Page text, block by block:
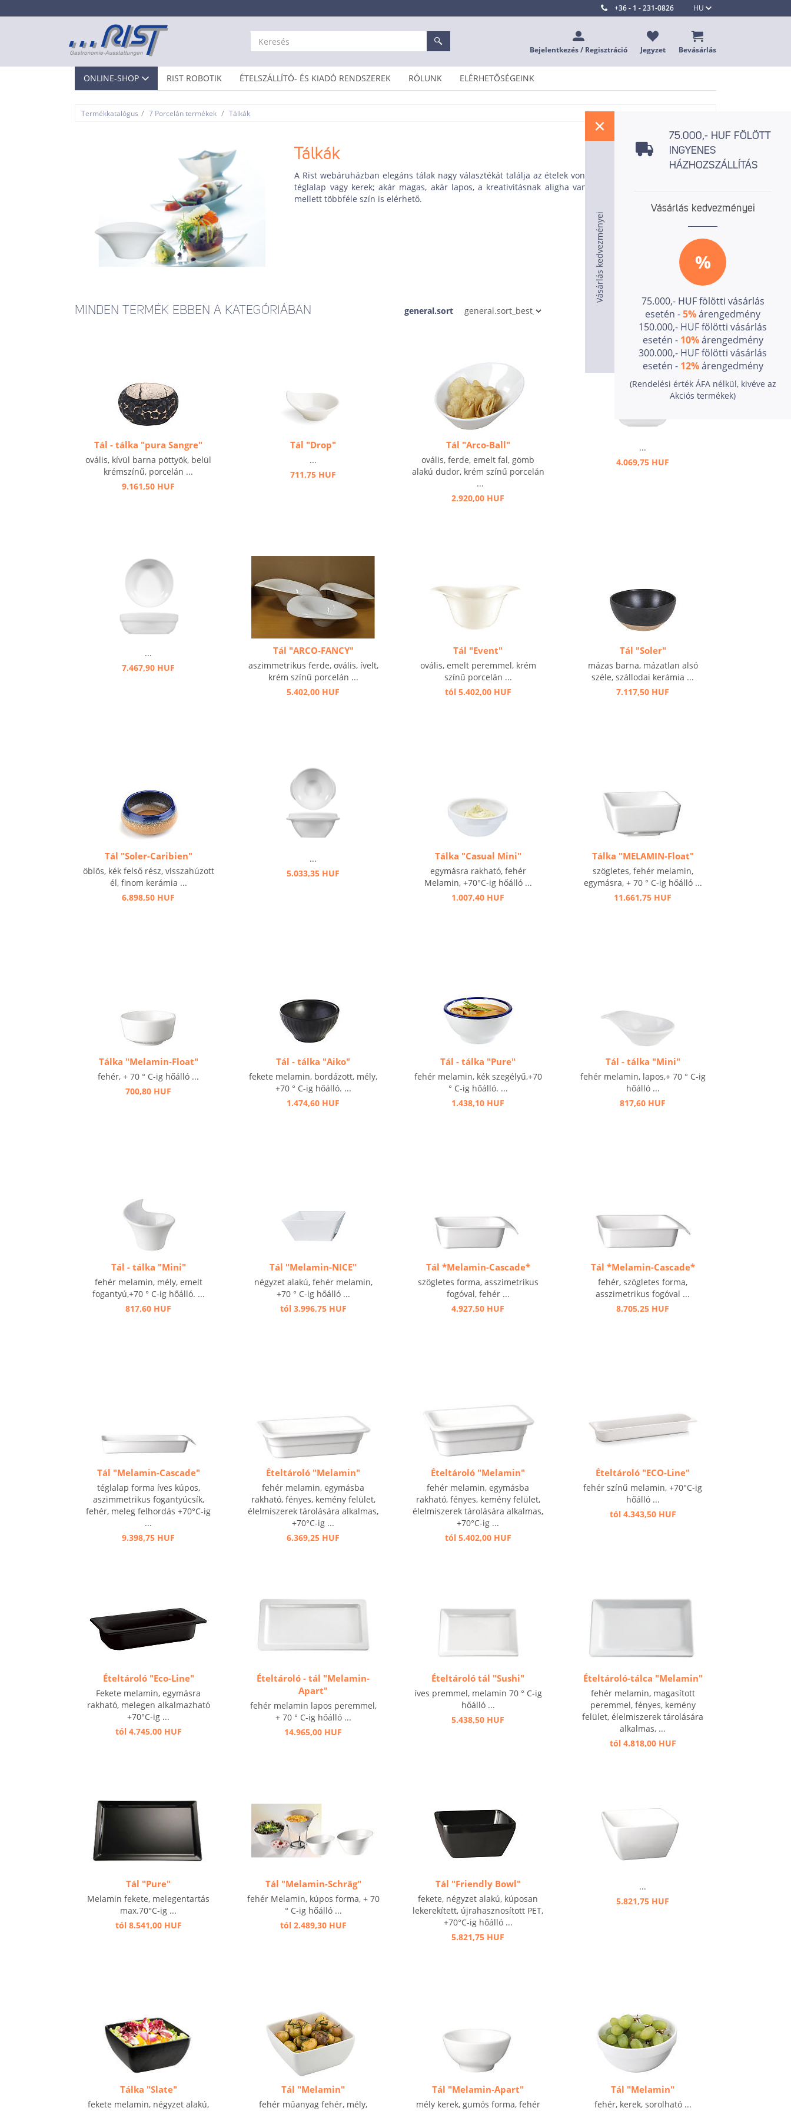
HU
+36 - 1 - 231-0826
Bejelentkezés / Regisztráció Jegyzet Bevásárlás
ONLINE-SHOP RIST ROBOTIK ÉTELSZÁLLÍTÓ- ÉS KIADÓ RENDSZEREK RÓLUNK ELÉRHETŐSÉGEINK
Termékkatalógus / 7 Porcelán termékek / Tálkák
Tálkák
A Rist webáruházban elegáns tálak nagy választékát találja az ételek vonzó bemutatásához. Akár négyzet,
téglalap vagy kerek; akár magas, akár lapos, a kreativitásnak aligha van határa. A számos fehér modell
mellett többféle szín is elérhető.
MINDEN TERMÉK EBBEN A KATEGÓRIÁBAN general.sort
Tál - tálka "pura Sangre"
ovális, kívül barna pöttyök, belül
krémszínű, porcelán ...
9.161,50 HUF
Tál "Drop"
...
711,75 HUF
Tál "Arco-Ball"
ovális, ferde, emelt fal, gömb
alakú dudor, krém színű porcelán
...
2.920,00 HUF
...
4.069,75 HUF
...
7.467,90 HUF
Tál "ARCO-FANCY"
aszimmetrikus ferde, ovális, ívelt,
krém színű porcelán ...
5.402,00 HUF
Tál "Event"
ovális, emelt peremmel, krém
színű porcelán ...
tól 5.402,00 HUF
Tál "Soler"
mázas barna, mázatlan alsó
széle, szállodai kerámia ...
7.117,50 HUF
Tál "Soler-Caribien"
öblös, kék felső rész, visszahúzott
él, finom kerámia ...
6.898,50 HUF
...
5.033,35 HUF
Tálka "Casual Mini"
egymásra rakható, fehér
Melamin, +70°C-ig hőálló ...
1.007,40 HUF
Tálka "MELAMIN-Float"
szögletes, fehér melamin,
egymásra, + 70 ° C-ig hőálló ...
11.661,75 HUF
Tálka "Melamin-Float"
fehér, + 70 ° C-ig hőálló ...
700,80 HUF
Tál - tálka "Aiko"
fekete melamin, bordázott, mély,
+70 ° C-ig hőálló. ...
1.474,60 HUF
Tál - tálka "Pure"
fehér melamin, kék szegélyű,+70
° C-ig hőálló. ...
1.438,10 HUF
Tál - tálka "Mini"
fehér melamin, lapos,+ 70 ° C-ig
hőálló ...
817,60 HUF
Tál - tálka "Mini"
fehér melamin, mély, emelt
fogantyú,+70 ° C-ig hőálló. ...
817,60 HUF
Tál "Melamin-NICE"
négyzet alakú, fehér melamin,
+70 ° C-ig hőálló ...
tól 3.996,75 HUF
Tál *Melamin-Cascade*
szögletes forma, asszimetrikus
fogóval, fehér ...
4.927,50 HUF
Tál *Melamin-Cascade*
fehér, szögletes forma,
asszimetrikus fogóval ...
8.705,25 HUF
Tál "Melamin-Cascade"
téglalap forma íves kúpos,
aszimmetrikus fogantyúcsík,
fehér, meleg felhordás +70°C-ig
...
9.398,75 HUF
Ételtároló "Melamin"
fehér melamin, egymásba
rakható, fényes, kemény felület,
élelmiszerek tárolására alkalmas,
+70°C-ig ...
6.369,25 HUF
Ételtároló "Melamin"
fehér melamin, egymásba
rakható, fényes, kemény felület,
élelmiszerek tárolására alkalmas,
+70°C-ig ...
tól 5.402,00 HUF
Ételtároló "ECO-Line"
fehér színű melamin, +70°C-ig
hőálló ...
tól 4.343,50 HUF
Ételtároló "Eco-Line"
Fekete melamin, egymásra
rakható, melegen alkalmazható
+70°C-ig ...
tól 4.745,00 HUF
Ételtároló - tál "Melamin-
Apart"
fehér melamin lapos peremmel,
+ 70 ° C-ig hőálló ...
14.965,00 HUF
Ételtároló tál "Sushi"
íves premmel, melamin 70 ° C-ig
hőálló ...
5.438,50 HUF
Ételtároló-tálca "Melamin"
fehér melamin, magasított
peremmel, fényes, kemény
felület, élelmiszerek tárolására
alkalmas, ...
tól 4.818,00 HUF
Tál "Pure"
Melamin fekete, melegentartás
max.70°C-ig ...
tól 8.541,00 HUF
Tál "Melamin-Schräg"
fehér Melamin, kúpos forma, + 70
° C-ig hőálló ...
tól 2.489,30 HUF
Tál "Friendly Bowl"
fekete, négyzet alakú, kúposan
lekerekített, újrahasznosított PET,
+70°C-ig hőálló ...
5.821,75 HUF
...
5.821,75 HUF
Tálka "Slate"
fekete melamin, négyzet alakú,
Tál "Melamin"
fehér műanyag fehér, mély,
Tál "Melamin-Apart"
mély kerek, gumós forma, fehér
Tál "Melamin"
fehér, kerek, sorolható ...
Vásárlás kedvezményei
75.000,- HUF FÖLÖTT
INGYENES
HÁZHOZSZÁLLÍTÁS
Vásárlás kedvezményei
%
75.000,- HUF fölötti vásárlás
esetén -5%árengedmény
150.000,- HUF fölötti vásárlás
esetén - 10%árengedmény
300.000,- HUF fölötti vásárlás
esetén - 12%árengedmény
(Rendelési érték ÁFA nélkül, kivéve az
Akciós termékek)